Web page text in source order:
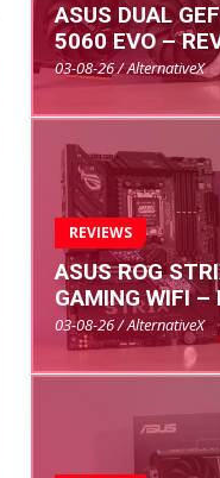
ASUS DUAL
5060 EVO –
03-08-26 / AlternativeX
REVIEWS
ASUS ROG
GAMING WIFI –
03-08-26 / AlternativeX